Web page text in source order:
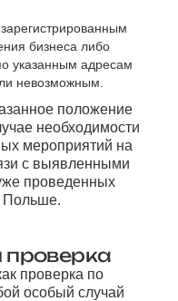
бизнеса либо
указанным адресам
невозможным.
положение
необходимости
мероприятий на
с выявленными
проведенных
Польше.
проверка
проверка по
особый случай